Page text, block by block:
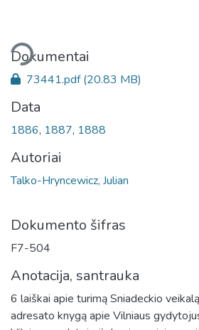
Dokumentai
73441.pdf(20.83 MB)
Data
1886, 1887, 1888
Autoriai
Talko-Hryncewicz, Julian
Dokumento šifras
F7-504
Anotacija, santrauka
6 laiškai apie turimą Sniadeckio
adresato knygą apie Vilniaus